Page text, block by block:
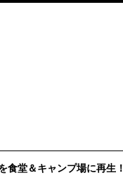
食堂＆キャンプ場に再生！